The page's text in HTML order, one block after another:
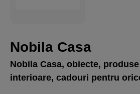
Nobila Casa
Nobila Casa, obiecte,
interioare, cadouri pentru